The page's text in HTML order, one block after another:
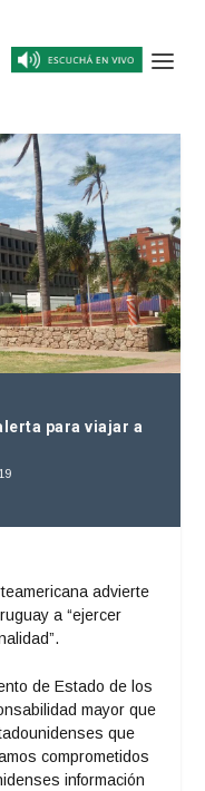
para viajar a
advierte
a “ejercer
de Estado de los
mayor que
que
comprometidos
información